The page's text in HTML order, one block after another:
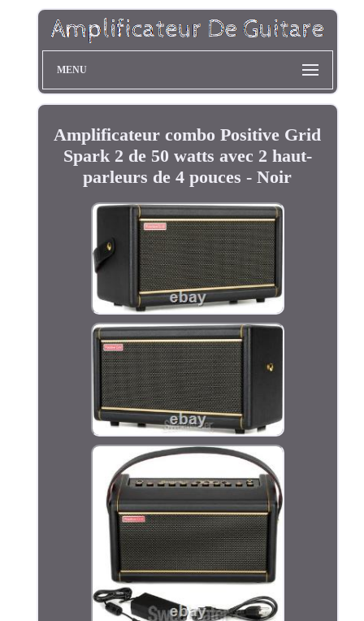
MENU
Amplificateur combo Positive Grid
Spark 2 de 50 watts avec 2 haut-
parleurs de 4 pouces - Noir